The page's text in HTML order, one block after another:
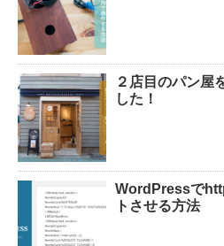
２店目のパン屋
した！
WordPressで
トさせる方法